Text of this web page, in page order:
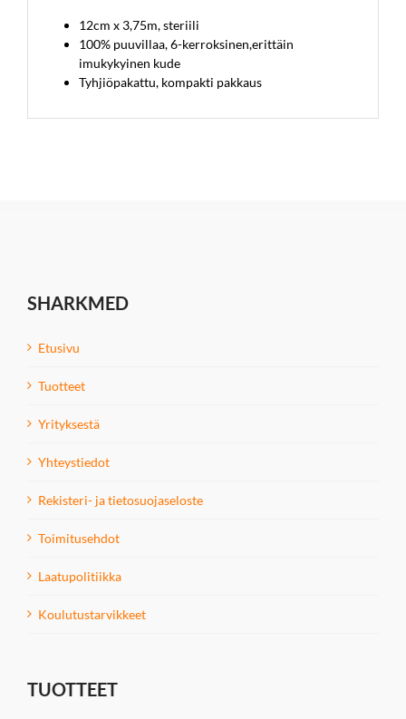
12cm x 3,75m, steriili
100% puuvillaa, 6-kerroksinen,erittäin
imukykyinen kude
Tyhjiöpakattu, kompakti pakkaus
SHARKMED
Etusivu
Tuotteet
Yrityksestä
Yhteystiedot
Rekisteri- ja tietosuojaseloste
Toimitusehdot
Laatupolitiikka
Koulutustarvikkeet
TUOTTEET